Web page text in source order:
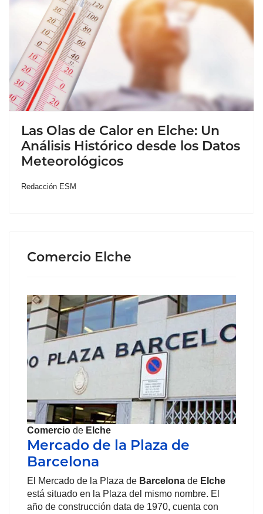
Las Olas de Calor en Elche: Un
Análisis Histórico desde los Datos
Meteorológicos
Redacción ESM
Comercio Elche
Comercio de Elche
Mercado de la Plaza de
Barcelona
El Mercado de la Plaza de Barcelona de Elche
está situado en la Plaza del mismo nombre. El
año de construcción data de 1970, cuenta con